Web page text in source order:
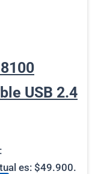
USB 2.4
es: $49.900.